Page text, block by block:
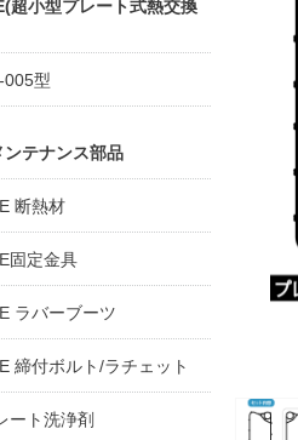
超小型プレート式熱交換
型
ンテナンス部品
断熱材
定金具
ラバーブーツ
締付ボルト/ラチェット
ト洗浄剤